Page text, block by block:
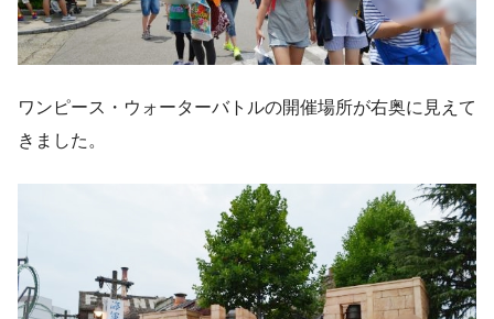
ワンピース・ウォーターバトルの開催場所が右奥に見えて
きました。